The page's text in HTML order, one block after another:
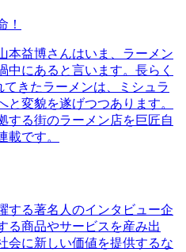
！
本益博さんはいま、ラーメン
中にあると言います。長らく
きたラーメンは、ミシュラ
と変貌を遂げつつあります。
する街のラーメン店を巨匠自
載です。
する著名人のインタビュー企
る商品やサービスを産み出
会に新しい価値を提供するな